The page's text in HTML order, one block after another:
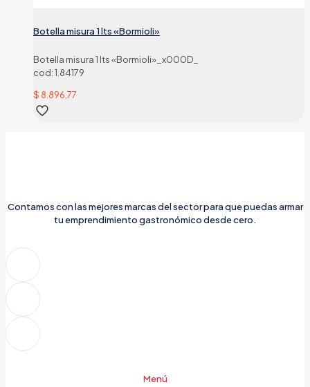
Botella misura 1 lts «Bormioli»
Botella misura 1 lts «Bormioli»_x000D_
cod: 1.84179
$ 8.896,77
Contamos con las mejores marcas del sector para que puedas armar
tu emprendimiento gastronómico desde cero.
Menú